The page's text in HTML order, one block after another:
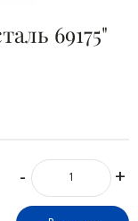
69175"
- +